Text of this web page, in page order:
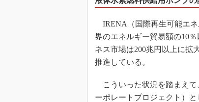
IRENA（国際再生可能エネ
界のエネルギー貿易額の10
ネス市場は200兆円以上に拡
推進している。
こういった状況を踏まえて
ーポレートプロジェクト）